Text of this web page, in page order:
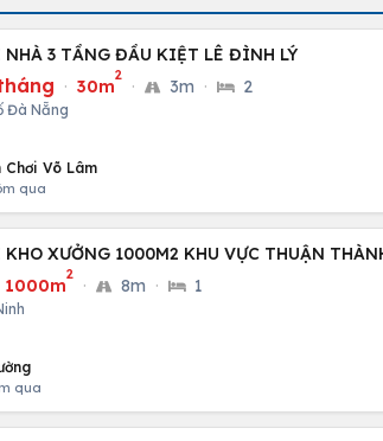
NHÀ 3 TẦNG ĐẦU KIỆT LÊ ĐÌNH LÝ
· 30m
2
· 3m · 2
Đà Nẵng
Chơi Võ Lâm
qua
KHO XƯỞNG 1000M2 KHU VỰC THUẬN
1000m
2
· 8m · 1
qua